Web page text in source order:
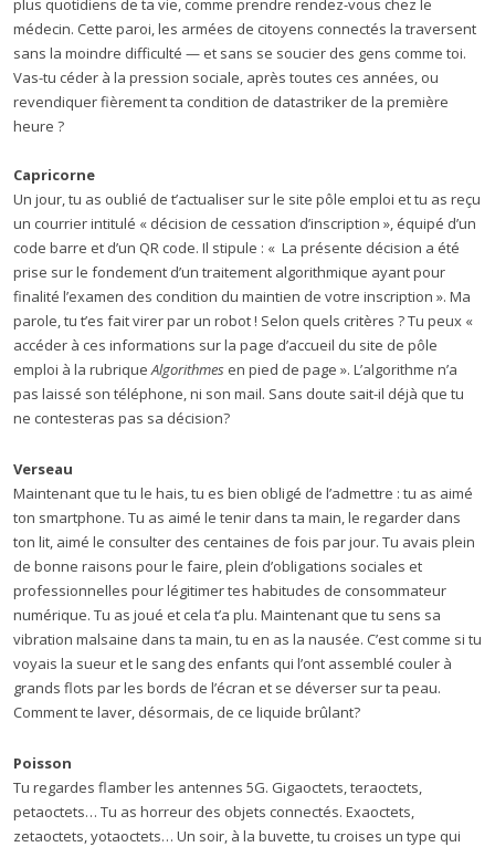
plus quotidiens de ta vie, comme prendre rendez-vous chez le
médecin. Cette paroi, les armées de citoyens connectés la traversent
sans la moindre difficulté — et sans se soucier des gens comme toi.
Vas-tu céder à la pression sociale, après toutes ces années, ou
revendiquer fièrement ta condition de datastriker de la première
heure ?
Capricorne
Un jour, tu as oublié de t’actualiser sur le site pôle emploi et tu as reçu
un courrier intitulé « décision de cessation d’inscription », équipé d’un
code barre et d’un QR code. Il stipule : « La présente décision a été
prise sur le fondement d’un traitement algorithmique ayant pour
finalité l’examen des condition du maintien de votre inscription ». Ma
parole, tu t’es fait virer par un robot ! Selon quels critères ? Tu peux «
accéder à ces informations sur la page d’accueil du site de pôle
emploi à la rubriqueAlgorithmes en pied de page ». L’algorithme n’a
pas laissé son téléphone, ni son mail. Sans doute sait-il déjà que tu
ne contesteras pas sa décision?
Verseau
Maintenant que tu le hais, tu es bien obligé de l’admettre : tu as aimé
ton smartphone. Tu as aimé le tenir dans ta main, le regarder dans
ton lit, aimé le consulter des centaines de fois par jour. Tu avais plein
de bonne raisons pour le faire, plein d’obligations sociales et
professionnelles pour légitimer tes habitudes de consommateur
numérique. Tu as joué et cela t’a plu. Maintenant que tu sens sa
vibration malsaine dans ta main, tu en as la nausée. C’est comme si tu
voyais la sueur et le sang des enfants qui l’ont assemblé couler à
grands flots par les bords de l’écran et se déverser sur ta peau.
Comment te laver, désormais, de ce liquide brûlant?
Poisson
Tu regardes flamber les antennes 5G. Gigaoctets, teraoctets,
petaoctets… Tu as horreur des objets connectés. Exaoctets,
zetaoctets, yotaoctets… Un soir, à la buvette, tu croises un type qui